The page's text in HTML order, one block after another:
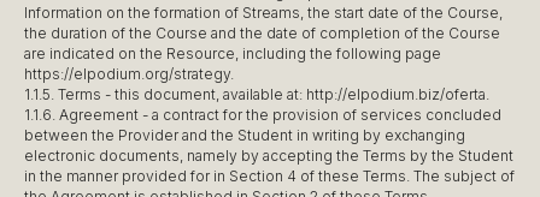
Information on the formation of Streams, the start date of the Course,
the duration of the Course and the date of completion of the Course
are indicated on the Resource, including the following page
https://elpodium.org/strategy.
1.1.5. Terms - this document, available at: http://elpodium.biz/oferta.
1.1.6. Agreement - a contract for the provision of services concluded
between the Provider and the Student in writing by exchanging
electronic documents, namely by accepting the Terms by the Student
in the manner provided for in Section 4 of these Terms. The subject of